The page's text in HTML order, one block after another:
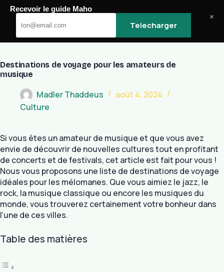
Passer
contenu
Maho
Destinations de voyage pour les amateurs de
musique
Madler Thaddeus
août 4, 2024
Culture
Si vous êtes un amateur de musique et que vous avez
envie de découvrir de nouvelles cultures tout en profitant
de concerts et de festivals, cet article est fait pour vous !
Nous vous proposons une liste de destinations de voyage
idéales pour les mélomanes. Que vous aimiez le jazz, le
rock, la musique classique ou encore les musiques du
monde, vous trouverez certainement votre bonheur dans
l’une de ces villes.
Table des matières
Recevoir le guide Maho
Telecharger
×